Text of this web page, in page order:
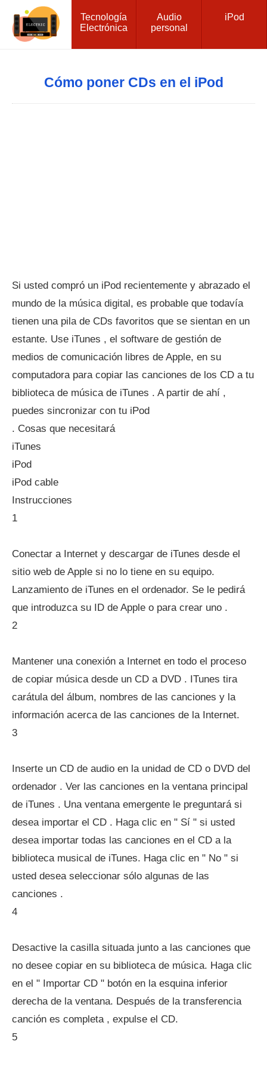
Tecnología
Electrónica
Audio
personal
iPod
Cómo poner CDs en el iPod
Si usted compró un iPod recientemente y abrazado el
mundo de la música digital, es probable que todavía
tienen una pila de CDs favoritos que se sientan en un
estante. Use iTunes , el software de gestión de
medios de comunicación libres de Apple, en su
computadora para copiar las canciones de los CD a tu
biblioteca de música de iTunes . A partir de ahí ,
puedes sincronizar con tu iPod
. Cosas que necesitará
iTunes
iPod
iPod cable
Instrucciones
1
Conectar a Internet y descargar de iTunes desde el
sitio web de Apple si no lo tiene en su equipo.
Lanzamiento de iTunes en el ordenador. Se le pedirá
que introduzca su ID de Apple o para crear uno .
2
Mantener una conexión a Internet en todo el proceso
de copiar música desde un CD a DVD . ITunes tira
carátula del álbum, nombres de las canciones y la
información acerca de las canciones de la Internet.
3
Inserte un CD de audio en la unidad de CD o DVD del
ordenador . Ver las canciones en la ventana principal
de iTunes . Una ventana emergente le preguntará si
desea importar el CD . Haga clic en " Sí " si usted
desea importar todas las canciones en el CD a la
biblioteca musical de iTunes. Haga clic en " No " si
usted desea seleccionar sólo algunas de las
canciones .
4
Desactive la casilla situada junto a las canciones que
no desee copiar en su biblioteca de música. Haga clic
en el " Importar CD " botón en la esquina inferior
derecha de la ventana. Después de la transferencia
canción es completa , expulse el CD.
5